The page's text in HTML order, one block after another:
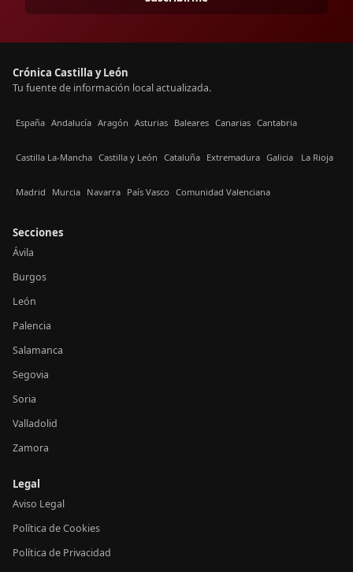
Crónica Castilla y León
Tu fuente de información local actualizada.
España Andalucía Aragón Asturias Baleares Canarias Cantabria
Castilla La-Mancha Castilla y León Cataluña Extremadura Galicia La Rioja
Madrid Murcia Navarra País Vasco Comunidad Valenciana
Secciones
Ávila
Burgos
León
Palencia
Salamanca
Segovia
Soria
Valladolid
Zamora
Legal
Aviso Legal
Política de Cookies
Política de Privacidad